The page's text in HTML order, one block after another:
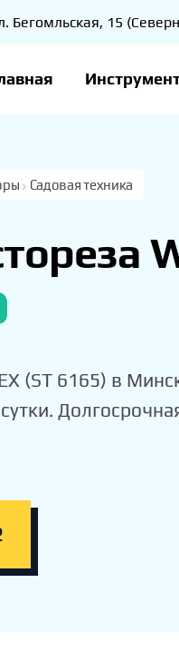
Бегомльская, 15
Садовая техника
(ST 6165) в